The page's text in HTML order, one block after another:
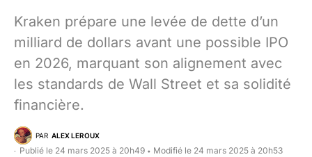
Kraken prépare une levée de dette d’un
milliard de dollars avant une possible IPO
en 2026, marquant son alignement avec
les standards de Wall Street et sa solidité
financière.
PAR ALEX LEROUX
Publié le 24 mars 2025 à 20h49 • Modifié le 24 mars 2025 à 20h53